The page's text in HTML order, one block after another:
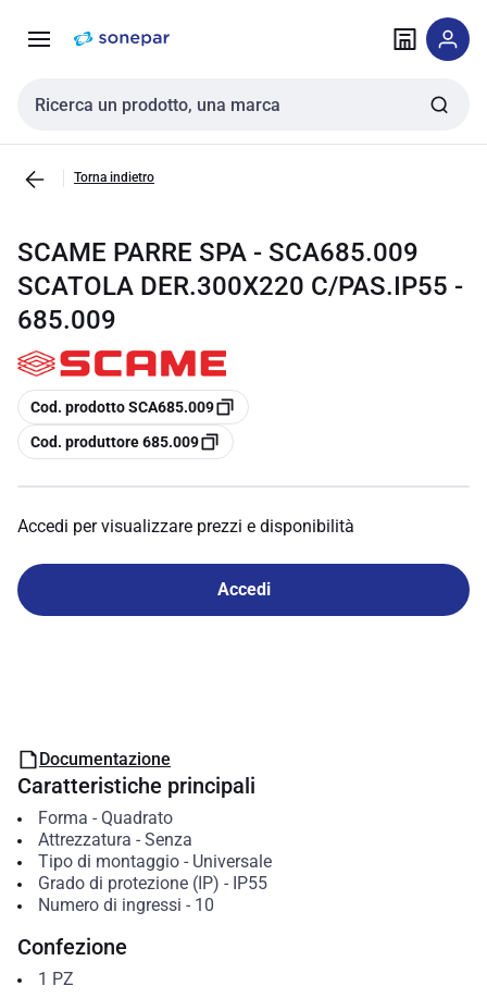
navigazione alla
Cerca input
Torna indietro
SCAME PARRE SPA - SCA685.009
SCATOLA DER.300X220 C/PAS.IP55 -
685.009
copia
Cod. prodotto SCA685.009
copia
Cod. produttore 685.009
Accedi per visualizzare prezzi e disponibilità
Accedi
Documentazione
Caratteristiche principali
Forma - Quadrato
Attrezzatura - Senza
Tipo di montaggio- Universale
Grado di protezione (IP) - IP55
Numero di ingressi - 10
Confezione
1 PZ